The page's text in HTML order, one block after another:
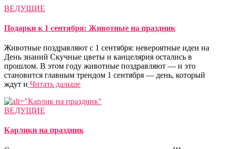
ВЕДУЩИЕ
Подарки к 1 сентября: Животные на праздник
Животные поздравляют с 1 сентября: невероятные идеи на
День знаний Скучные цветы и канцелярия остались в
прошлом. В этом году животные поздравляют — и это
становится главным трендом 1 сентября — день, который
ждут и Читать дальше
ВЕДУЩИЕ
Карлики на праздник